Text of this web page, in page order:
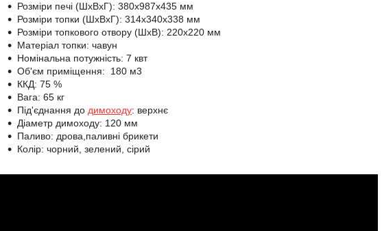
Розміри печі (ШхВхГ): 380x987x435 мм
Розміри топки (ШхВхГ): 314x340x338 мм
Розміри топкового отвору (ШхВ): 220x220 мм
Матеріал топки: чавун
Номінальна потужність: 7 квт
Об'єм приміщення: 180 м3
ККД: 75 %
Вага: 65 кг
Під'єднання до димоходу: верхнє
Діаметр димоходу: 120 мм
Паливо: дрова,паливні брикети
Колір: чорний, зелений, сірий